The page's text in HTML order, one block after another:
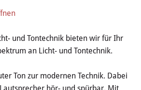
und Tontechnik bieten wir für Ihr
an Licht- und Tontechnik.
Ton zur modernen Technik. Dabei
hör- und spürbar. Mit